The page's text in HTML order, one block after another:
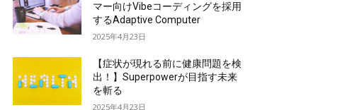
マー向けVibeコーディングを採用
するAdaptive Computer
2025年4月23日
【症状が現れる前に健康問題を検
出！】Superpowerが目指す未来
を斬る
2025年4月23日